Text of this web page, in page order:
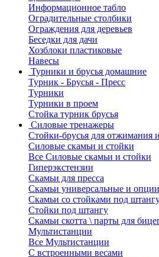
Информационное табло
Оградительные столбики
Ограждения для деревьев
Беседки для дачи
Хозблоки пластиковые
Навесы
Турники и брусья домашние
Турник - Брусья - Пресс
Турники
Турники в проем
Стойка турник брусья
Силовые тренажеры
Стойки-брусья для отжимания
Силовые скамьи и стойки
Все Силовые скамьи и стойки
Гиперэкстензии
Скамьи для пресса
Скамьи универсальные и опции
Скамьи со стойками под
Стойки под штангу
Скамьи скотта \ парты для
Мультистанции
Все Мультистанции
С встроенными весами